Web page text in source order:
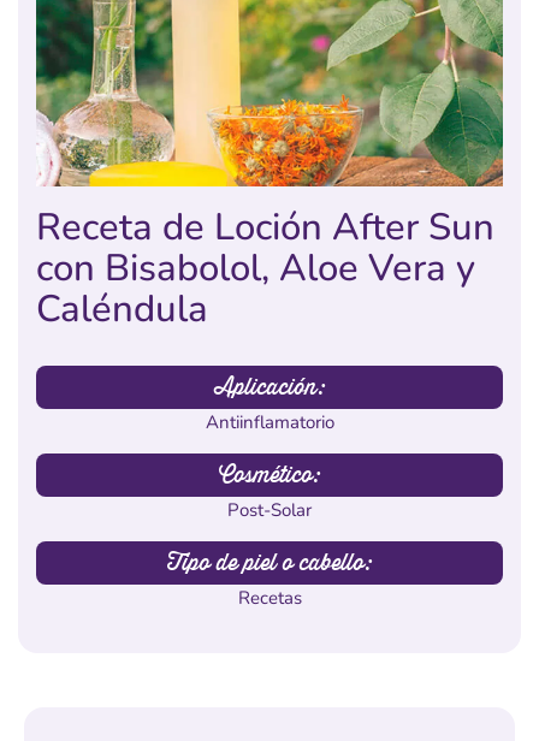
Receta de Loción After Sun
con Bisabolol, Aloe Vera y
Caléndula
Aplicación:
Antiinflamatorio
Cosmético:
Post-Solar
Tipo de piel o cabello:
Recetas